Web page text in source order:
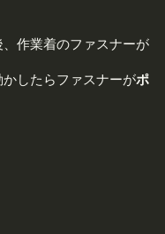
作業着のファスナーが
したらファスナーがポ